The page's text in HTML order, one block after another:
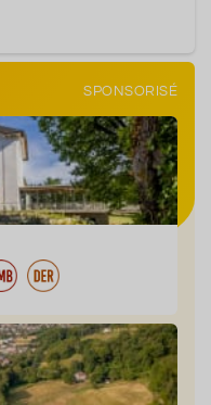
SPONSORISÉ